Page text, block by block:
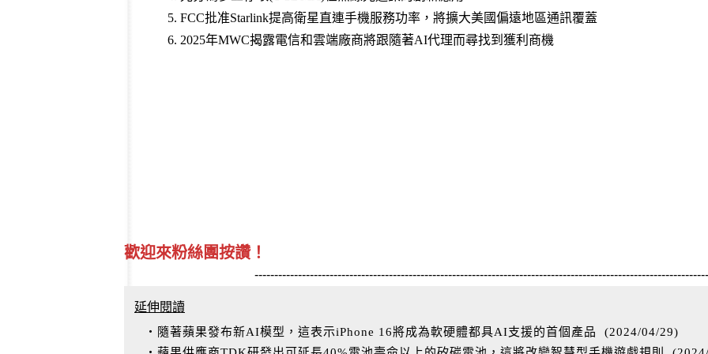
5. FCC批准Starlink提高衛星直連手機服務功率，將擴大美國偏遠地區通訊覆蓋
6. 2025年MWC揭露電信和雲端廠商將跟隨著AI代理而尋找到獲利商機
歡迎來粉絲團按讚！
延伸閱讀
‧隨著蘋果發布新AI模型，這表示iPhone 16將成為軟硬體都具AI支援的首個產品 (2024/04/29)